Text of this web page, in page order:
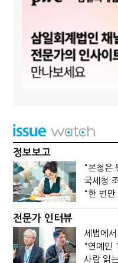
정보보고
전문가 인터뷰